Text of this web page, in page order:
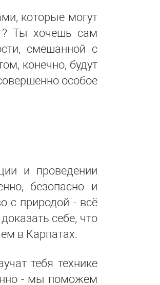
которые могут
Ты хочешь сам
смешанной с
конечно, будут
особое
и проведении
безопасно и
с природой - всё
себе, что
в Карпатах.
тебя технике
- мы поможем